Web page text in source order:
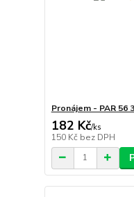
Pronájem - PAR 56
182 Kč/ks
150 Kč bez DPH